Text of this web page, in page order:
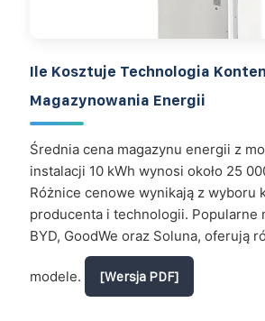
Ile Kosztuje Technologia
Magazynowania Energii
Średnia cena magazynu energii z
instalacji 10 kWh wynosi około 25
Różnice cenowe wynikają z wyboru
producenta i technologii. Popularne
BYD, GoodWe oraz Soluna, oferują
modele. [Wersja PDF]